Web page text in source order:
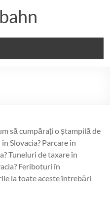
să cumpărați o ștampilă de
Slovacia? Parcare în
Tuneluri de taxare în
Feriboturi în
la toate aceste întrebări